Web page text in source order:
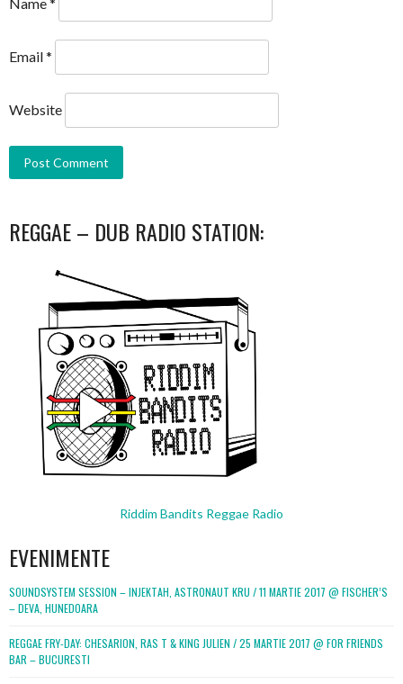
Email*
Website
REGGAE – DUB RADIO STATION:
Riddim Bandits Reggae Radio
EVENIMENTE
SOUNDSYSTEM SESSION – INJEKTAH, ASTRONAUT KRU / 11 MARTIE 2017 @ FISCHER’S
– DEVA, HUNEDOARA
REGGAE FRY-DAY: CHESARION, RAS T & KING JULIEN / 25 MARTIE 2017 @ FOR FRIENDS
BAR – BUCURESTI